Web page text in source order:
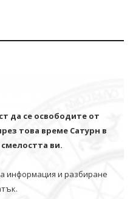
да се освободите от
това време Сатурн в
ви.
информация и разбиране